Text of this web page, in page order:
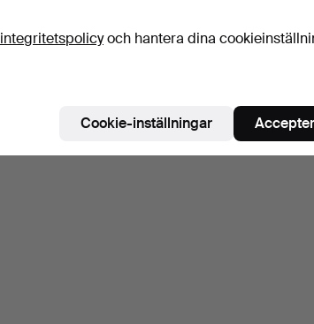
integritetspolicyoch hantera dina
Cookie-inställningar